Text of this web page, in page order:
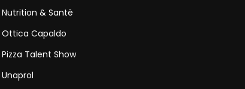
Nutrition & Santè
Ottica Capaldo
Pizza Talent Show
Unaprol